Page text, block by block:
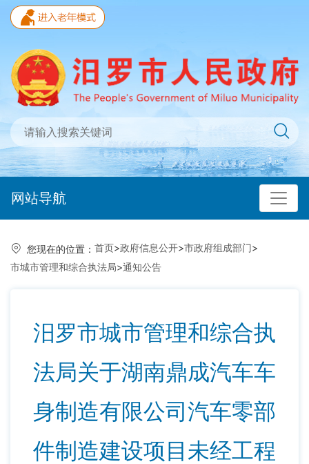
网站导航
您现在的位置： 首页>政府信息公开>市政府组成部门>
市城市管理和综合执法局>通知公告
汨罗市城市管理和综合执
法局关于湖南鼎成汽车车
身制造有限公司汽车零部
件制造建设项目未经工程